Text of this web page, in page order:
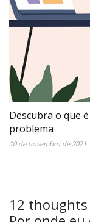
Descubra o que
problema
10 de novembro de 2021
12 thoughts